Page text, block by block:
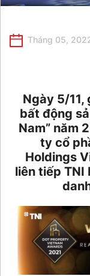
Tháng 05,
Ngày 5/11,
bất động
Nam” năm
ty cổ
Holdings
liên tiếp